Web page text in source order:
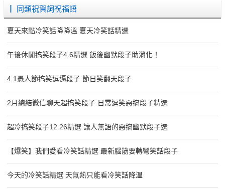
┃ 同類祝賀詞祝福語
夏天來點冷笑話降降溫 夏天冷笑話精選
午後休閒搞笑段子4.6精選 飯後幽默段子助消化！
4.1愚人節搞笑逗逼段子 節日笑翻天段子
2月總結微信聊天超搞笑段子 日常逗笑惡搞段子精選
超冷搞笑段子12.26精選 讓人無語的惡搞幽默段子選
【爆笑】我們愛看冷笑話精選 最新腦筋要轉彎笑話段子
今天的冷笑話精選 天氣熱只能看冷笑話降溫